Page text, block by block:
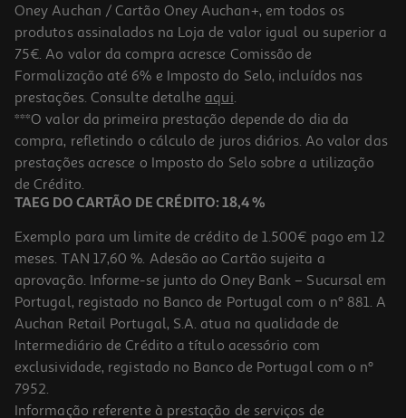
-25%
Refrigerantes Com Gás Sumol Zero Laranja 1l (sdr)
0.89 €/Lt
Price reduced from
1,19 €to
0,89 €
Promoção
Oney Auchan / Cartão Oney Auchan+, em todos os
produtos assinalados na Loja de valor igual ou superior a
75€. Ao valor da compra acresce Comissão de
Formalização até 6% e Imposto do Selo, incluídos nas
prestações. Consulte detalhe aqui.
***O valor da primeira prestação depende do dia da
compra, refletindo o cálculo de juros diários. Ao valor das
prestações acresce o Imposto do Selo sobre a utilização
de Crédito.
TAEG DO CARTÃO DE CRÉDITO: 18,4 %
Exemplo para um limite de crédito de 1.500€ pago em 12
meses. TAN 17,60 %. Adesão ao Cartão sujeita a
aprovação. Informe-se junto do Oney Bank – Sucursal em
Portugal, registado no Banco de Portugal com o nº 881. A
Auchan Retail Portugal, S.A. atua na qualidade de
Intermediário de Crédito a título acessório com
exclusividade, registado no Banco de Portugal com o nº
7952.
Informação referente à prestação de serviços de